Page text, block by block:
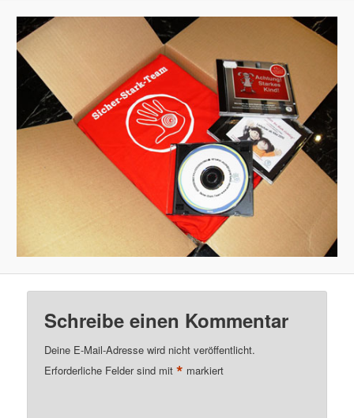
Schreibe einen Kommentar
Deine E-Mail-Adresse wird nicht veröffentlicht.
Erforderliche Felder sind mit* markiert